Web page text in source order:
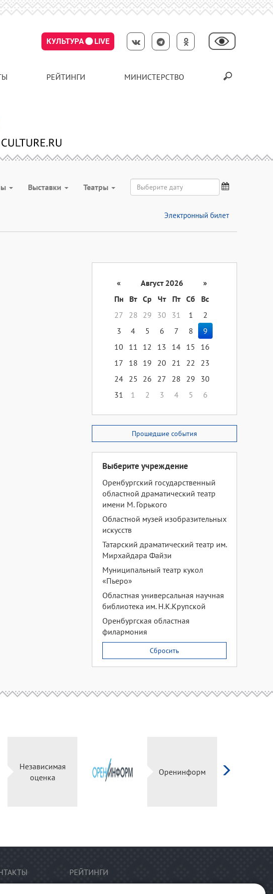
КУЛЬТУРА LIVE
РЕЙТИНГИ МИНИСТЕРСТВО
Выставки Театры
Электронный билет
« Август 2026
»
Пн
Вт Ср Чт Пт Сб
Вс
27
28 29 30 31 1
2
3
4 5 6 7 8
9
10
11 12 13 14 15
16
17
18 19 20 21 22
23
24 25 26 27 28 29
30
31
1 2 3 4 5 6
Прошедшие события
Выберите учреждение
Оренбургский государственный
областной драматический театр
имени М. Горького
Областной музей изобразительных
искусств
Татарский драматический театр им.
Мирхайдара Файзи
Муниципальный театр кукол
«Пьеро»
Областная универсальная научная
библиотека им. Н.К.Крупской
Оренбургская областная
филармония
Сбросить
Независимая
оценка
Оренинформ
РЕЙТИНГИ